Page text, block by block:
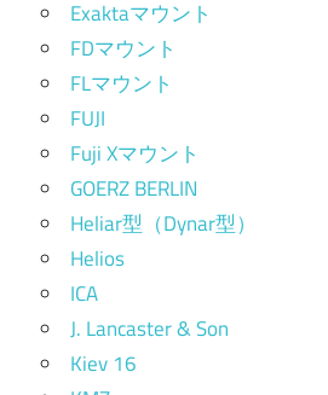
Exaktaマウント
FDマウント
FLマウント
FUJI
Fuji Xマウント
GOERZ BERLIN
Heliar型（Dynar型）
Helios
ICA
J. Lancaster & Son
Kiev 16